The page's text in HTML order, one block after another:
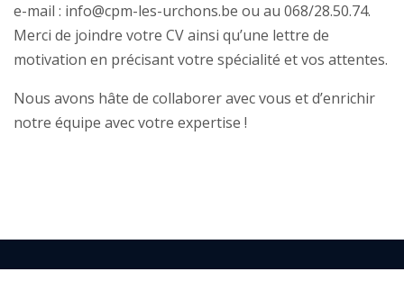
e-mail : info@cpm-les-urchons.be ou au 068/28.50.74.
Merci de joindre votre CV ainsi qu’une lettre de
motivation en précisant votre spécialité et vos attentes.
Nous avons hâte de collaborer avec vous et d’enrichir
notre équipe avec votre expertise !